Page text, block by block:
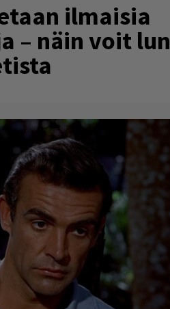
ilmaisia
– näin voit